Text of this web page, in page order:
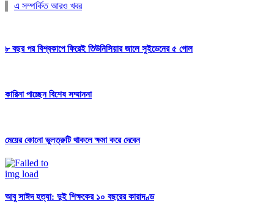
এ সম্পর্কিত আরও খবর
৮ বছর পর বিশ্বকাপে ফিরেই তিউনিসিয়ার জালে সুইডেনের ৫ গোল
কারিনা পাচ্ছেন বিশেষ সম্মাননা
মেয়ের কোনো ভুলত্রুটি থাকলে ক্ষমা করে দেবেন
আবু সাঈদ হত্যা: দুই শিক্ষকের ১০ বছরের কারাদণ্ড